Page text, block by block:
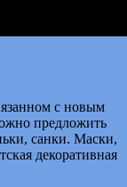
с новым
предложить
санки. Маски,
декоративная